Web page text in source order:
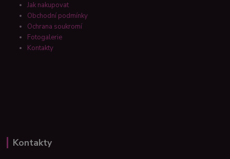
Jak nakupovat
Obchodní podmínky
Ochrana soukromí
Fotogalerie
Kontakty
Kontakty